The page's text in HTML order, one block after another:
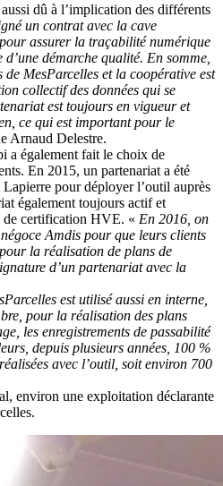
dû à l’implication des différents
un contrat avec la cave
assurer la traçabilité numérique
démarche qualité. En somme,
de MesParcelles et la coopérative est
collectif des données qui se
est toujours en vigueur et
ce qui est important pour le
Arnaud Delestre.
a également fait le choix de
En 2015, un partenariat a été
pour déployer l’outil auprès
également toujours actif et
de certification HVE. « En 2016, on
Amdis pour que leurs clients
la réalisation de plans de
d’un partenariat avec la
est utilisé aussi en interne,
pour la réalisation des plans
les enregistrements de passabilité
depuis plusieurs années, 100 %
avec l’outil, soit environ 700
environ une exploitation déclarante